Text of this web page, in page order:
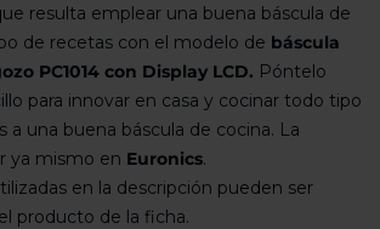
resulta emplear una buena báscula de
de recetas con el modelo de báscula
PC1014 con Display LCD. Póntelo
para innovar en casa y cocinar todo tipo
a una buena báscula de cocina. La
ya mismo en Euronics.
en la descripción pueden ser
producto de la ficha.